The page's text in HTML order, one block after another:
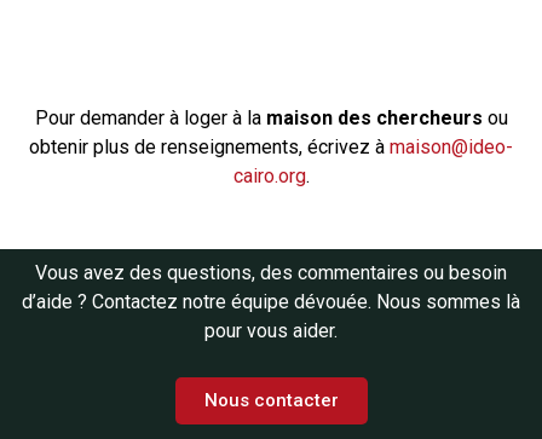
Pour demander à loger à la maison des chercheurs ou
obtenir plus de renseignements, écrivez à maison@ideo-
cairo.org.
Vous avez des questions, des commentaires ou besoin
d’aide ? Contactez notre équipe dévouée. Nous sommes là
pour vous aider.
Nous contacter